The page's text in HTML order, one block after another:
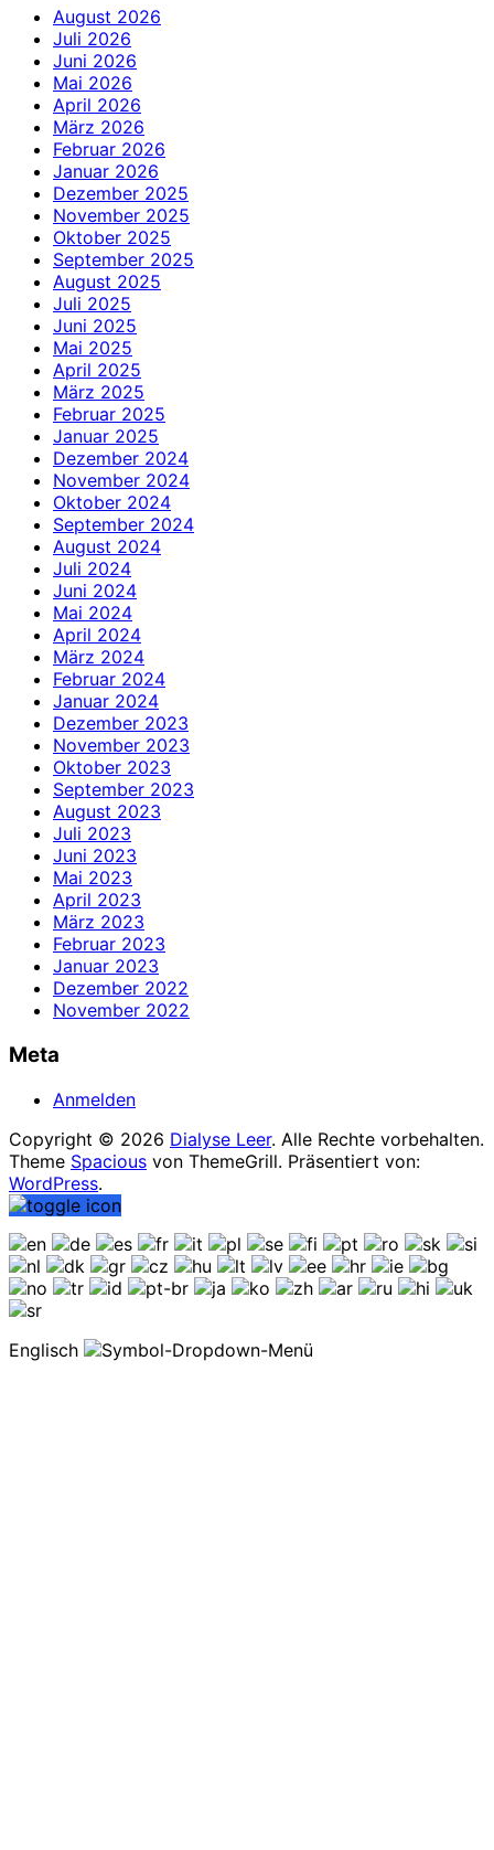
August 2026
Juli 2026
Juni 2026
Mai 2026
April 2026
März 2026
Februar 2026
Januar 2026
Dezember 2025
November 2025
Oktober 2025
September 2025
August 2025
Juli 2025
Juni 2025
Mai 2025
April 2025
März 2025
Februar 2025
Januar 2025
Dezember 2024
November 2024
Oktober 2024
September 2024
August 2024
Juli 2024
Juni 2024
Mai 2024
April 2024
März 2024
Februar 2024
Januar 2024
Dezember 2023
November 2023
Oktober 2023
September 2023
August 2023
Juli 2023
Juni 2023
Mai 2023
April 2023
März 2023
Februar 2023
Januar 2023
Dezember 2022
November 2022
Meta
Anmelden
Copyright © 2026 Dialyse Leer. Alle Rechte vorbehalten.
Theme Spacious von ThemeGrill. Präsentiert von:
WordPress.
Englisch